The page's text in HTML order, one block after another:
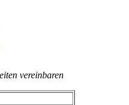
vereinbaren